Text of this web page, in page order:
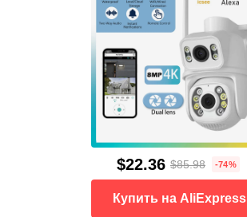
$22.36 $85.98 -74%
Купить на AliExpress